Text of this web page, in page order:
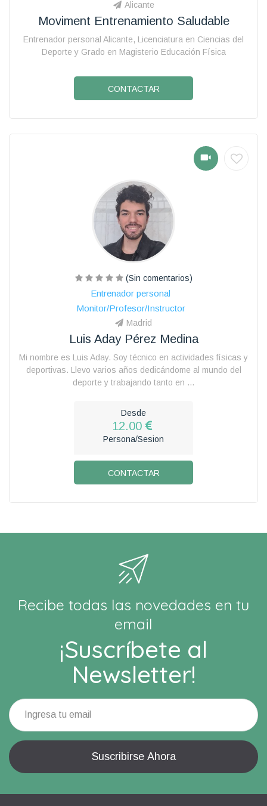
Alicante
Moviment Entrenamiento Saludable
Entrenador personal Alicante, Licenciatura en Ciencias del
Deporte y Grado en Magisterio Educación Física
CONTACTAR
(Sin comentarios)
Entrenador personal
Monitor/Profesor/Instructor
Madrid
Luis Aday Pérez Medina
Mi nombre es Luis Aday. Soy técnico en actividades físicas y
deportivas. Llevo varios años dedicándome al mundo del
deporte y trabajando tanto en ...
Desde
12.00
Persona/Sesion
CONTACTAR
Recibe todas las novedades en tu
email
¡Suscríbete al
Newsletter!